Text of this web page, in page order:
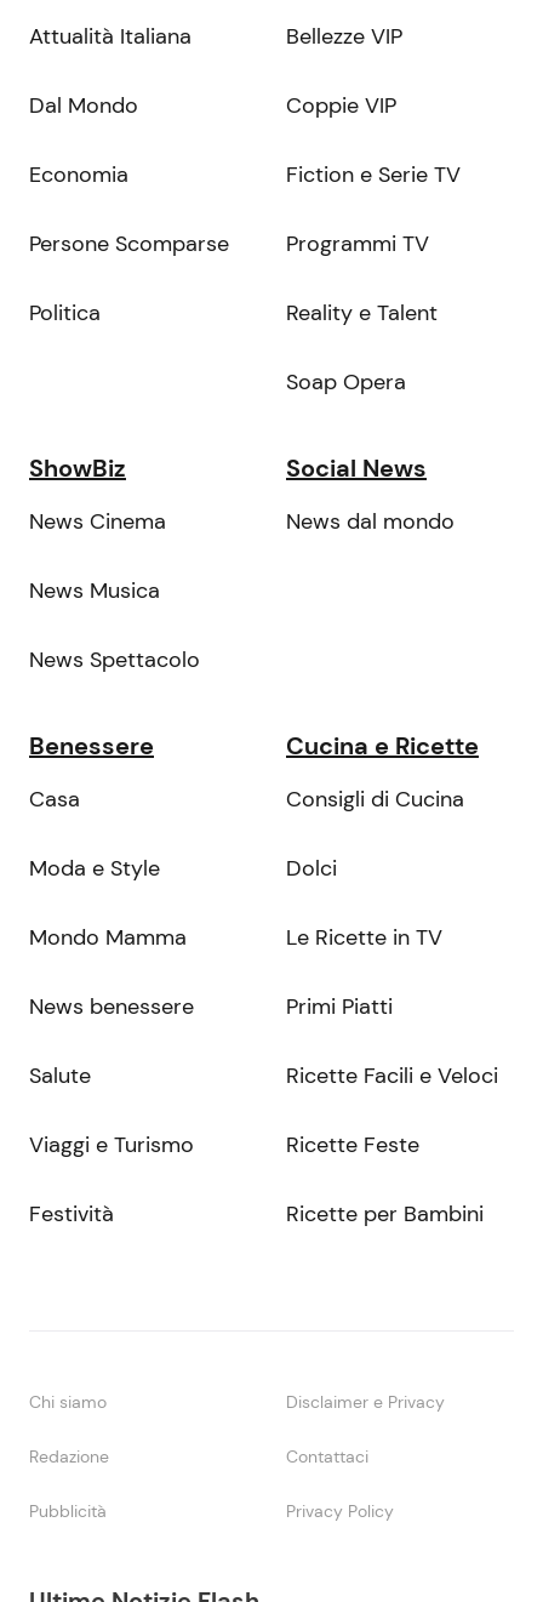
Attualità Italiana
Dal Mondo
Economia
Persone Scomparse
Politica
Bellezze VIP
Coppie VIP
Fiction e Serie TV
Programmi TV
Reality e Talent
Soap Opera
ShowBiz
News Cinema
News Musica
News Spettacolo
Social News
News dal mondo
Benessere
Casa
Moda e Style
Mondo Mamma
News benessere
Salute
Viaggi e Turismo
Festività
Cucina e Ricette
Consigli di Cucina
Dolci
Le Ricette in TV
Primi Piatti
Ricette Facili e Veloci
Ricette Feste
Ricette per Bambini
Chi siamo Disclaimer e Privacy
Redazione Contattaci
Pubblicità Privacy Policy